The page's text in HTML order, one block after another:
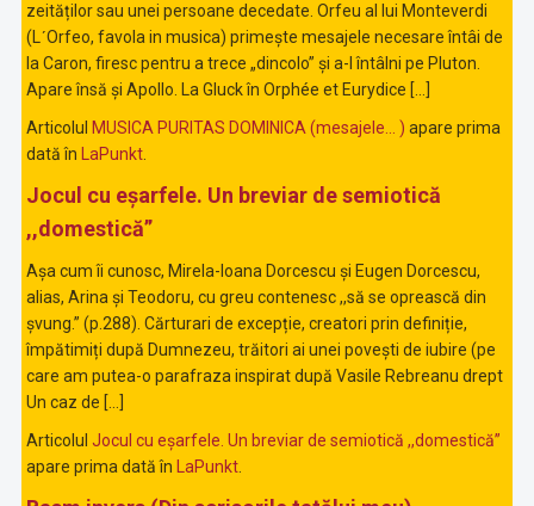
zeităților sau unei persoane decedate. Orfeu al lui Monteverdi
(LʹOrfeo, favola in musica) primește mesajele necesare întâi de
la Caron, firesc pentru a trece „dincolo” și a-l întâlni pe Pluton.
Apare însă și Apollo. La Gluck în Orphée et Eurydice […]
Articolul MUSICA PURITAS DOMINICA (mesajele… ) apare prima
dată în
LaPunkt.
Jocul cu eșarfele. Un breviar de semiotică
,,domestică”
Așa cum îi cunosc, Mirela-Ioana Dorcescu și Eugen Dorcescu,
alias, Arina și Teodoru, cu greu contenesc ,,să se oprească din
șvung.” (p.288). Cărturari de excepție, creatori prin definiție,
împătimiți după Dumnezeu, trăitori ai unei povești de iubire (pe
care am putea-o parafraza inspirat după Vasile Rebreanu drept
Un caz de […]
Articolul Jocul cu eșarfele. Un breviar de semiotică ,,domestică”
apare prima dată în
LaPunkt.